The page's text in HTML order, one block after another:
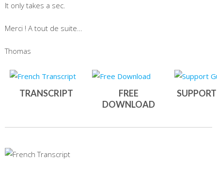
It only takes a sec.
Merci ! A tout de suite…
Thomas
TRANSCRIPT
FREE
DOWNLOAD